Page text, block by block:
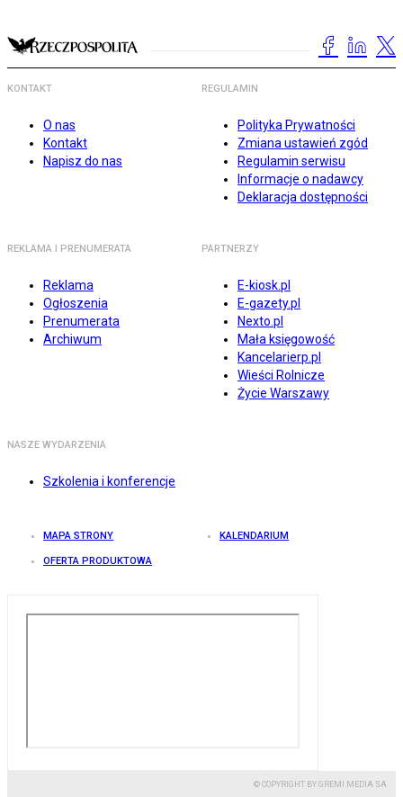
KONTAKT
O nas
Kontakt
Napisz do nas
REGULAMIN
Polityka Prywatności
Zmiana ustawień zgód
Regulamin serwisu
Informacje o nadawcy
Deklaracja dostępności
REKLAMA I PRENUMERATA
Reklama
Ogłoszenia
Prenumerata
Archiwum
PARTNERZY
E-kiosk.pl
E-gazety.pl
Nexto.pl
Mała księgowość
Kancelarierp.pl
Wieści Rolnicze
Życie Warszawy
NASZE WYDARZENIA
Szkolenia i konferencje
MAPA STRONY KALENDARIUM
OFERTA PRODUKTOWA
© COPYRIGHT BY GREMI MEDIA SA